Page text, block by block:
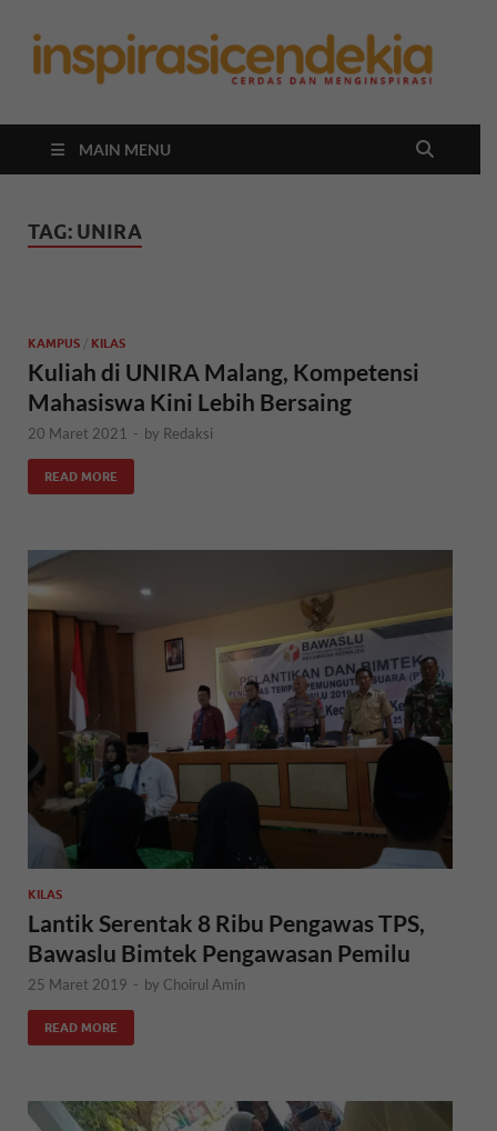
MAIN MENU
TAG: UNIRA
KAMPUS / KILAS
Kuliah di UNIRA Malang, Kompetensi
Mahasiswa Kini Lebih Bersaing
20 Maret 2021 - by Redaksi
READ MORE
KILAS
Lantik Serentak 8 Ribu Pengawas TPS,
Bawaslu Bimtek Pengawasan Pemilu
25 Maret 2019 - by Choirul Amin
READ MORE